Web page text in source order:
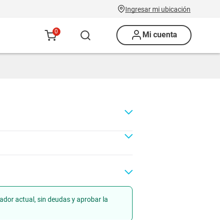
Ingresar mi ubicación
0 Mi cuenta
Renovación
actual, sin deudas y aprobar la